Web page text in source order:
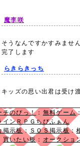
魔李咲
そうなんですかすみませ
完了します
らきらきっち
キッズの思い出君は受
チのぴっ！： 無料ゲーム
インＲＰＧちびふぁん
掲示板： ＳＯＳ掲示板：
買いたい板 ： オークショ